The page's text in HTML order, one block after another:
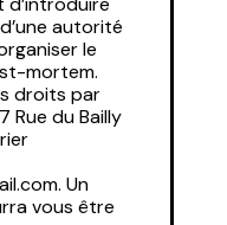
autorité
le
mortem.
droits par
Rue du Bailly
Un
vous être